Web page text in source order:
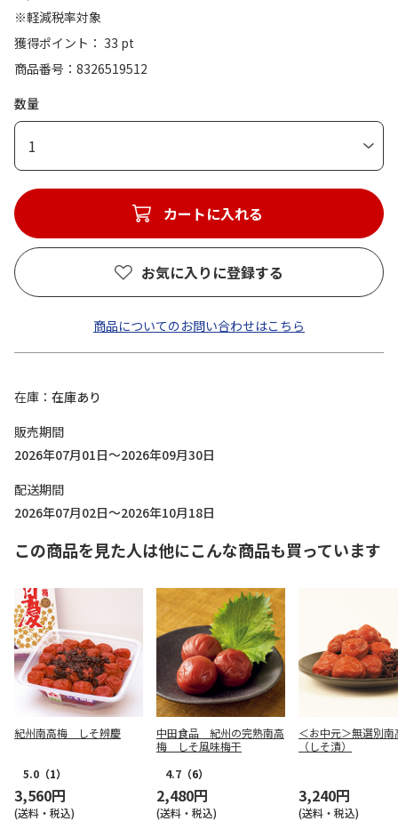
※軽減税率対象
獲得ポイント： 33 pt
商品番号
8326519512
数量
1
カートに入れる
お気に入りに登録する
商品についてのお問い合わせはこちら
在庫
在庫あり
販売期間
2026年07月01日～2026年09月30日
配送期間
2026年07月02日～2026年10月18日
この商品を見た人は他にこんな商品も買っています
紀州南高梅 しそ辨慶
5.0 （1）
3,560円
(送料・税込)
中田食品 紀州の完熟南高
梅 しそ風味梅干
4.7 （6）
2,480円
(送料・税込)
＜お中元＞無選別南
（しそ漬）
3,240円
(送料・税込)